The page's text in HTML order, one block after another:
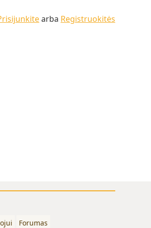
arba Registruokitės
Forumas